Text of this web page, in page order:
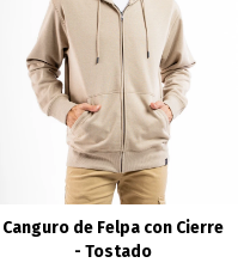
Canguro de Felpa con Cierre
- Tostado